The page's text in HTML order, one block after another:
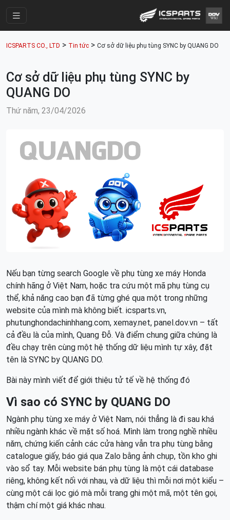
Parts Catalogue
ICSPARTS CO., LTD > Tin tức > Cơ sở dữ liệu phụ tùng SYNC by QUANG DO
Cơ sở dữ liệu phụ tùng SYNC by
QUANG DO
Thứ năm, 23/04/2026
Nếu bạn từng search Google về phụ tùng xe máy Honda
chính hãng ở Việt Nam, hoặc tra cứu một mã phụ tùng cụ
thể, khả năng cao bạn đã từng ghé qua một trong những
website của mình mà không biết. icsparts.vn,
phutunghondachinhhang.com, xemay.net, panel.dov.vn – tất
cả đều là của mình, Quang Đỗ. Và điểm chung giữa chúng là
đều chạy trên cùng một hệ thống dữ liệu mình tự xây, đặt
tên là SYNC by QUANG DO.
Bài này mình viết để giới thiệu tử tế về hệ thống đó
Vì sao có SYNC by QUANG DO
Ngành phụ tùng xe máy ở Việt Nam, nói thẳng là đi sau khá
nhiều ngành khác về mặt số hoá. Mình làm trong nghề nhiều
năm, chứng kiến cảnh các cửa hàng vẫn tra phụ tùng bằng
catalogue giấy, báo giá qua Zalo bằng ảnh chụp, tồn kho ghi
vào sổ tay. Mỗi website bán phụ tùng là một cái database
riêng, không kết nối với nhau, và dữ liệu thì mỗi nơi một kiểu –
cùng một cái lọc gió mà mỗi trang ghi một mã, một tên gọi,
thậm chí một giá khác nhau.